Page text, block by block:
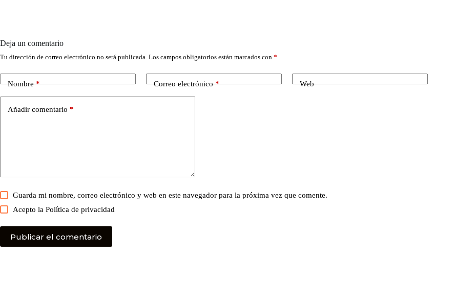
Deja un comentario
Tu dirección de correo electrónico no será publicada. Los campos obligatorios están marcados con *
Nombre* Correo electrónico* Web
Añadir comentario *
Guarda mi nombre, correo electrónico y web en este navegador para la próxima vez que comente.
Acepto laPolítica de privacidad
Publicar el comentario